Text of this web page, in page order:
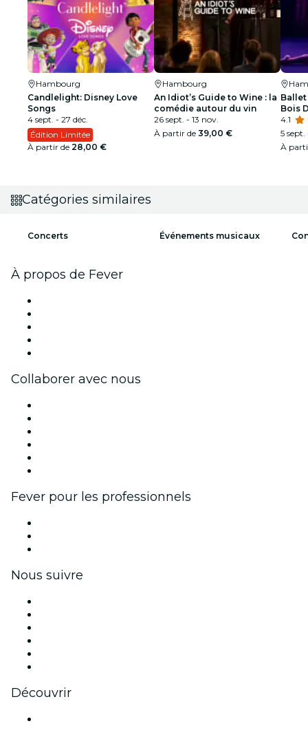
Hambourg
Candlelight: Disney Love
Songs
4 sept. - 27 déc.
Édition Limitée
À partir de 28,00 €
Hambourg
An Idiot’s Guide to Wine : la
comédie autour du vin
26 sept. - 13 nov.
À partir de 39,00 €
Ballet
Bois
4.1
5 sept.
À
Catégories similaires
Concerts Événements musicaux
À propos de Fever
Collaborer avec nous
Fever pour les professionnels
Nous suivre
Découvrir